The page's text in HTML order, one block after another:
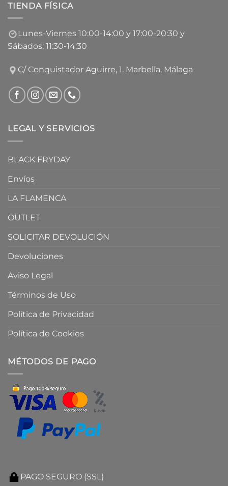
TIENDA FÍSICA
Lunes-Viernes 10:00-14:00 y 17:00-20:30 y
Sábados: 11:30-14:30
C/ Conquistador Aguirre, 1. Marbella, Málaga
LEGAL Y SERVICIOS
BLACK FRYDAY
Envíos
LA FLAMENCA
OUTLET
SOLICITAR DEVOLUCIÓN
Devoluciones
Aviso Legal
Términos de Uso
Política de Privacidad
Política de Cookies
MÉTODOS DE PAGO
PAGO SEGURO (SSL)